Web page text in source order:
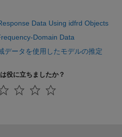
Data Using idfrd Objects
Domain Data
データを使用したモデルの推定
役に立ちましたか？